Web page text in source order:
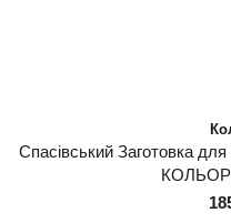
Спасівський Заготовка